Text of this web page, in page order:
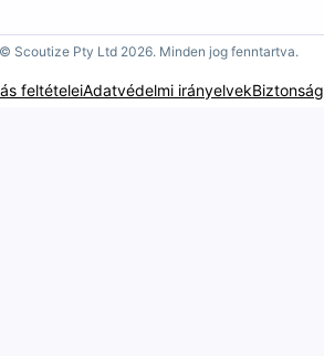
© Scoutize Pty Ltd 2026. Minden jog fenntartva.
feltételeiAdatvédelmi irányelvekBiztonság